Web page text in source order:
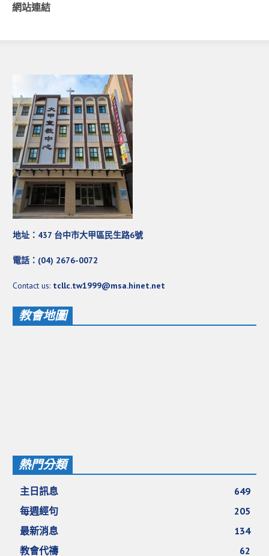
網站連結
地址：437 台中市大甲區民生路6號
電話：(04) 2676-0072
Contact us: tcllc.tw1999@msa.hinet.net
教會地圖
熱門分類
主日訊息
649
每週經句
205
最新消息
134
教會代禱
62